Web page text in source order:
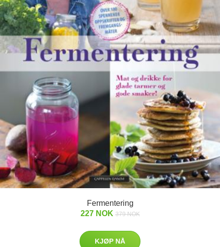
Fermentering
227 NOK 379 NOK
KJØP NÅ